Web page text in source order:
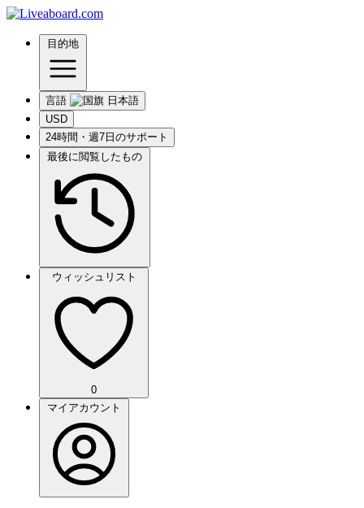
目的地
言語
USD
24時間・週7日のサポート
最後に閲覧したもの
ウィッシュリスト
0
マイアカウント